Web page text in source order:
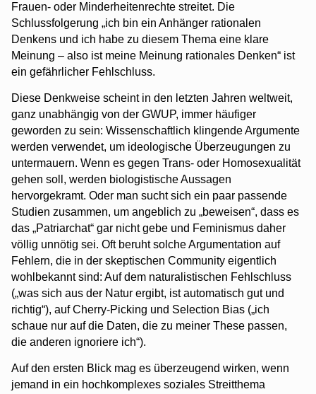
Frauen- oder Minderheitenrechte streitet. Die
Schlussfolgerung „ich bin ein Anhänger rationalen
Denkens und ich habe zu diesem Thema eine klare
Meinung – also ist meine Meinung rationales Denken“ ist
ein gefährlicher Fehlschluss.
Diese Denkweise scheint in den letzten Jahren weltweit,
ganz unabhängig von der GWUP, immer häufiger
geworden zu sein: Wissenschaftlich klingende Argumente
werden verwendet, um ideologische Überzeugungen zu
untermauern. Wenn es gegen Trans- oder Homosexualität
gehen soll, werden biologistische Aussagen
hervorgekramt. Oder man sucht sich ein paar passende
Studien zusammen, um angeblich zu „beweisen“, dass es
das „Patriarchat“ gar nicht gebe und Feminismus daher
völlig unnötig sei. Oft beruht solche Argumentation auf
Fehlern, die in der skeptischen Community eigentlich
wohlbekannt sind: Auf dem naturalistischen Fehlschluss
(„was sich aus der Natur ergibt, ist automatisch gut und
richtig“), auf Cherry-Picking und Selection Bias („ich
schaue nur auf die Daten, die zu meiner These passen,
die anderen ignoriere ich“).
Auf den ersten Blick mag es überzeugend wirken, wenn
jemand in ein hochkomplexes soziales Streitthema